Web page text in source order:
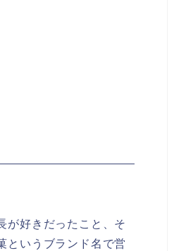
が好きだったこと、そ
というブランド名で営